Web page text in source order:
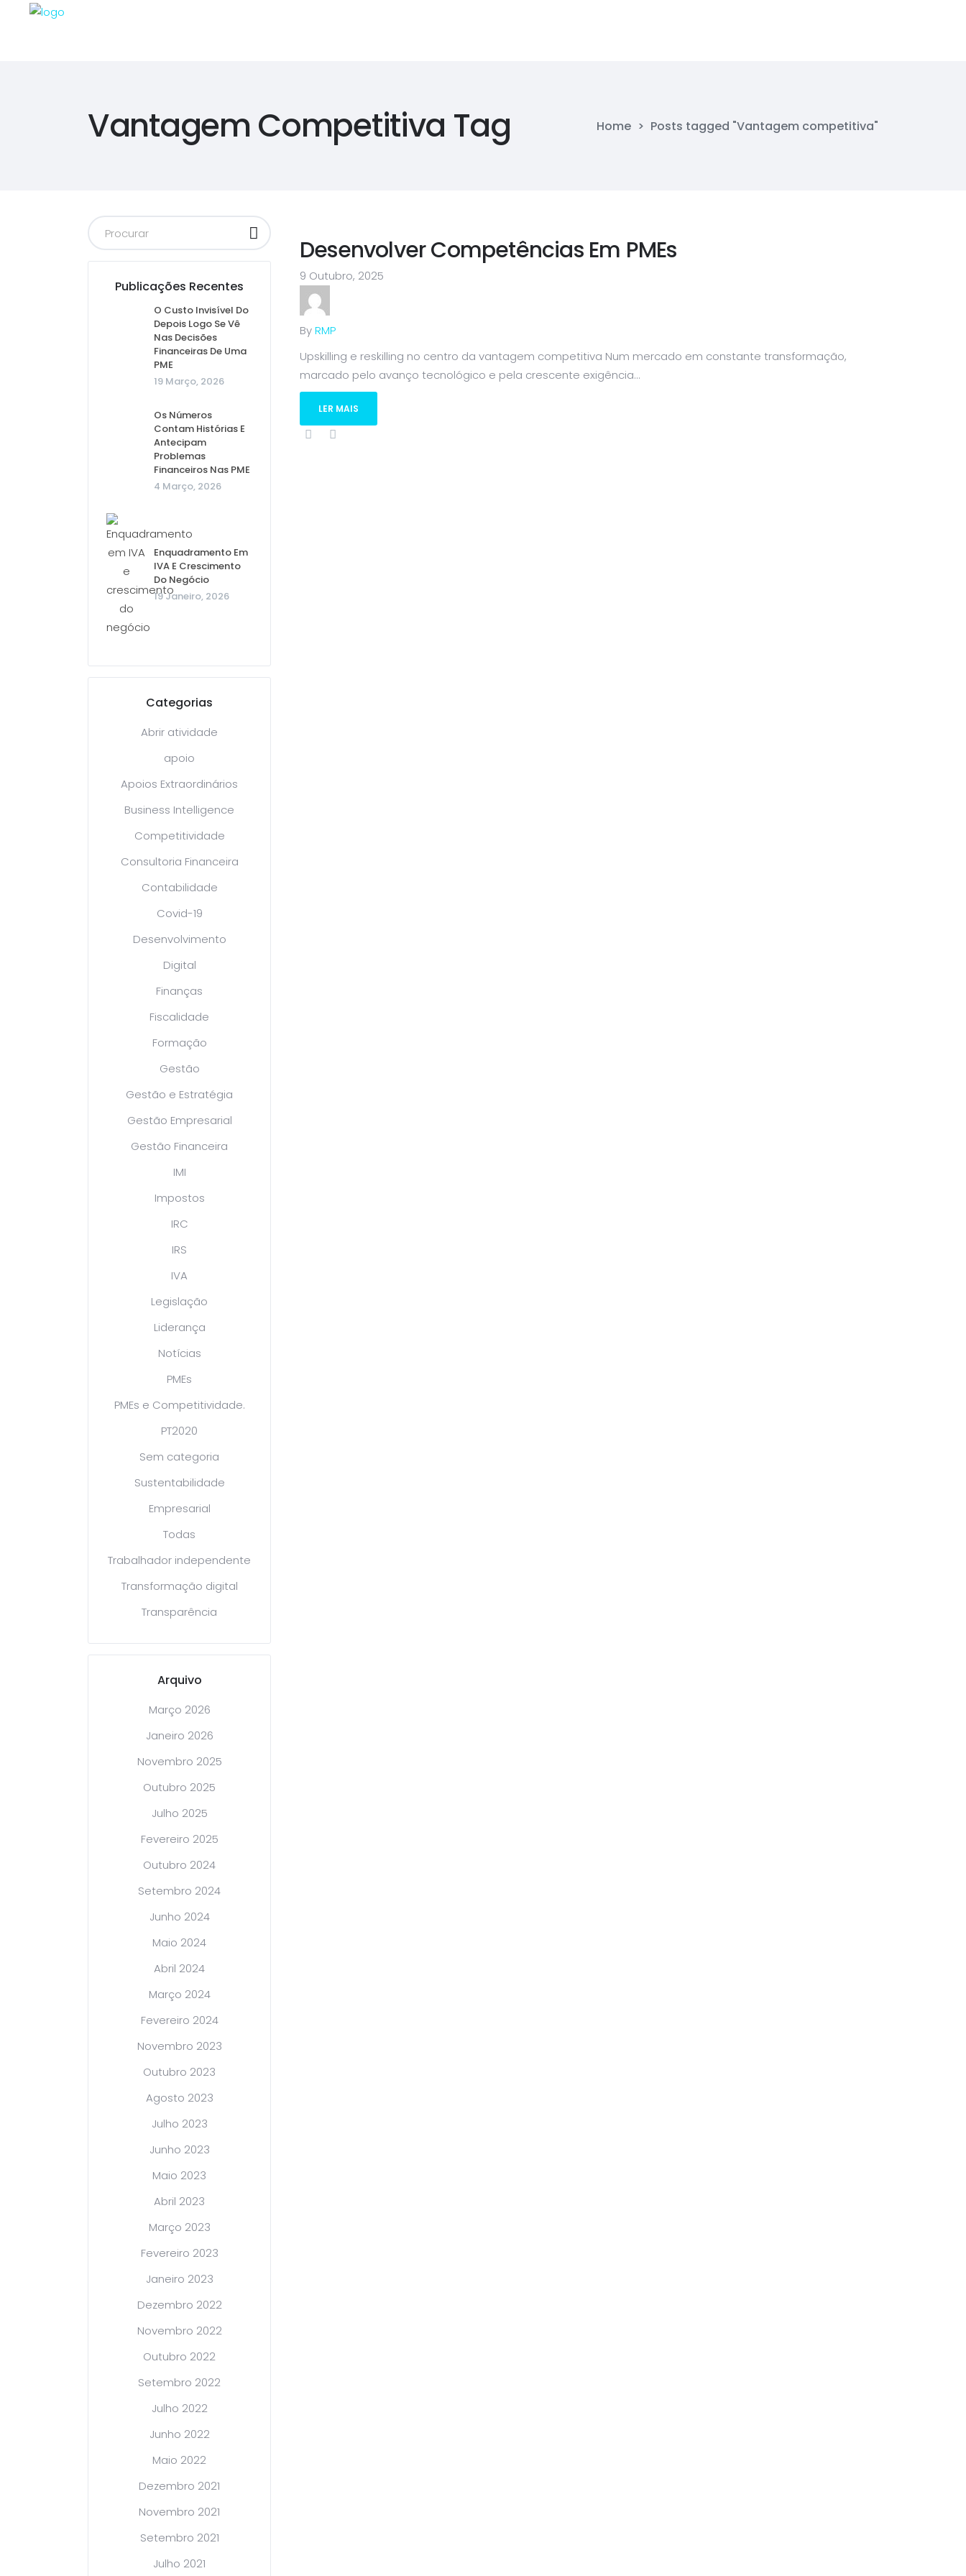
Vantagem Competitiva Tag Home > Posts tagged "Vantagem competitiva"
Publicações Recentes
O Custo Invisível Do
Depois Logo Se Vê
Nas Decisões
Financeiras De Uma
PME
19 Março, 2026
Os Números
Contam Histórias E
Antecipam
Problemas
Financeiros Nas PME
4 Março, 2026
Enquadramento Em
IVA E Crescimento
Do Negócio
19 Janeiro, 2026
Categorias
Abrir atividade
apoio
Apoios Extraordinários
Business Intelligence
Competitividade
Consultoria Financeira
Contabilidade
Covid-19
Desenvolvimento
Digital
Finanças
Fiscalidade
Formação
Gestão
Gestão e Estratégia
Gestão Empresarial
Gestão Financeira
IMI
Impostos
IRC
IRS
IVA
Legislação
Liderança
Notícias
PMEs
PMEs e Competitividade.
PT2020
Sem categoria
Sustentabilidade
Empresarial
Todas
Trabalhador independente
Transformação digital
Transparência
Arquivo
Março 2026
Janeiro 2026
Novembro 2025
Outubro 2025
Julho 2025
Fevereiro 2025
Outubro 2024
Setembro 2024
Junho 2024
Maio 2024
Abril 2024
Março 2024
Fevereiro 2024
Novembro 2023
Outubro 2023
Agosto 2023
Julho 2023
Junho 2023
Maio 2023
Abril 2023
Março 2023
Fevereiro 2023
Janeiro 2023
Dezembro 2022
Novembro 2022
Outubro 2022
Setembro 2022
Julho 2022
Junho 2022
Maio 2022
Dezembro 2021
Novembro 2021
Setembro 2021
Julho 2021
Desenvolver Competências Em PMEs
9 Outubro, 2025
ByRMP
Upskilling e reskilling no centro da vantagem competitiva Num mercado em constante transformação,
marcado pelo avanço tecnológico e pela crescente exigência...
LER MAIS